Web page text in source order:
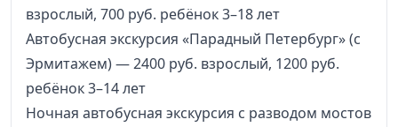
взрослый, 700 руб. ребёнок 3–18 лет
Автобусная экскурсия «Парадный Петербург» (с
Эрмитажем) — 2400 руб. взрослый, 1200 руб.
ребёнок 3–14 лет
Ночная автобусная экскурсия с разводом мостов